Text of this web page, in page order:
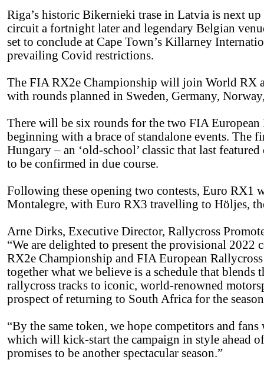
Riga’s historic Bikernieki trase in Latvia is next
circuit a fortnight later and legendary Belgian
set to conclude at Cape Town’s Killarney
prevailing Covid restrictions.
The FIA RX2e Championship will join World RX
with rounds planned in Sweden, Germany,
There will be six rounds for the two FIA
beginning with a brace of standalone events.
Hungary – an ‘old-school’ classic that last
to be confirmed in due course.
Following these opening two contests, Euro RX1
Montalegre, with Euro RX3 travelling to Höljes,
Arne Dirks, Executive Director, Rallycross
“We are delighted to present the provisional
RX2e Championship and FIA European
together what we believe is a schedule that
rallycross tracks to iconic, world-renowned
prospect of returning to South Africa for the
“By the same token, we hope competitors and
which will kick-start the campaign in style ahead
promises to be another spectacular season.”